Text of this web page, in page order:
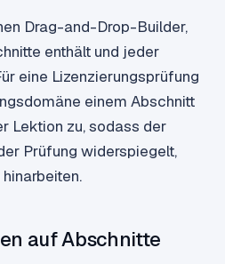
Drag-and-Drop-Builder,
enthält und jeder
eine Lizenzierungsprüfung
einem Abschnitt
Lektion zu, sodass der
Prüfung widerspiegelt,
auf Abschnitte